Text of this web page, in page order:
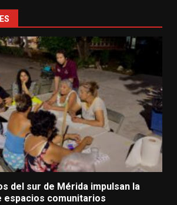
del sur de Mérida impulsan la
espacios comunitarios